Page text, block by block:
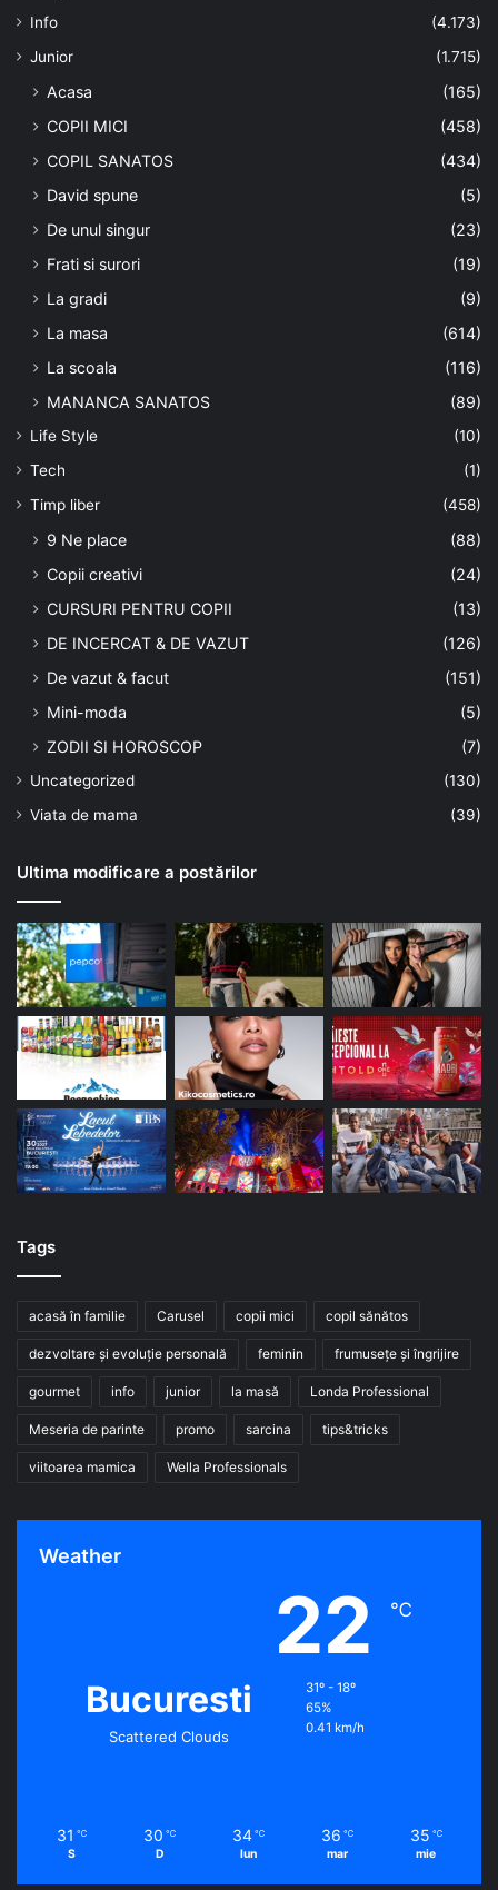
Info
(4.173)
Junior
(1.715)
Acasa
(165)
COPII MICI
(458)
COPIL SANATOS
(434)
David spune
(5)
De unul singur
(23)
Frati si surori
(19)
La gradi
(9)
La masa
(614)
La scoala
(116)
MANANCA SANATOS
(89)
Life Style
(10)
Tech
(1)
Timp liber
(458)
9 Ne place
(88)
Copii creativi
(24)
CURSURI PENTRU COPII
(13)
DE INCERCAT & DE VAZUT
(126)
De vazut & facut
(151)
Mini-moda
(5)
ZODII SI HOROSCOP
(7)
Uncategorized
(130)
Viata de mama
(39)
Ultima modificare a postărilor
Tags
acasă în familie Carusel copii mici copil sănătos
dezvoltare și evoluție personală feminin frumusețe și îngrijire
gourmet info junior la masă Londa Professional
Meseria de parinte promo sarcina tips&tricks
viitoarea mamica Wella Professionals
Weather
Bucuresti
Scattered Clouds
22 ℃
31º - 18º
65%
0.41 km/h
31 ℃
S
30 ℃
D
34 ℃
lun
36 ℃
mar
35 ℃
mie